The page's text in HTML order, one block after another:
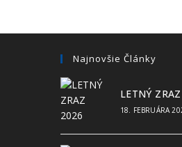
Najnovšie Články
LETNÝ
18. FEBRUÁRA